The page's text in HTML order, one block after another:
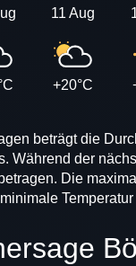
11 Aug
+20°C
beträgt die
Während der
Die